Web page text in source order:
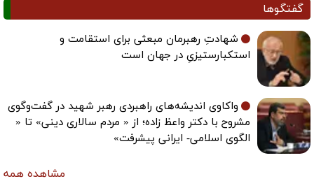
گفتگوها
شهادتِ رهبرمان مبعثی برای استقامت و
استکبارستیزیِ در جهان است
واکاوی اندیشه‌های راهبردی رهبر شهید در گفت‌وگوی
مشروح با دکتر واعظ زاده؛ از « مردم سالاری دینی» تا «
الگوی اسلامی- ایرانی پیشرفت»
مشاهده همه